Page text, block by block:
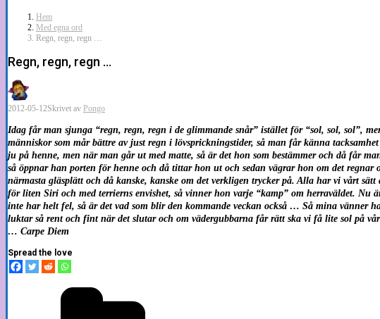
Hem
Med egna ord
Regn, regn, regn …
Regn, regn, regn …
2012-05-12Skrivet av Pongo
Idag får man sjunga “regn, regn, regn i de glimmande snår” istället för “sol, sol, sol”,
människor som mår bättre av just regn i lövsprickningstider, så man får känna
ju på henne, men när man går ut med matte, så är det hon som bestämmer och då får
så öppnar han porten för henne och då tittar hon ut och sedan vägrar hon om det
närmasta gläsplätt och då kanske, kanske om det verkligen trycker på. Alla har vi vårt
för liten Siri och med terrierns envishet, så vinner hon varje “kamp” om herraväldet. Nu
inte har helt fel, så är det vad som blir den kommande veckan också … Så mina vänner
luktar så rent och fint när det slutar och om vädergubbarna får rätt ska vi få lite sol på
… Carpe Diem
Spread the love